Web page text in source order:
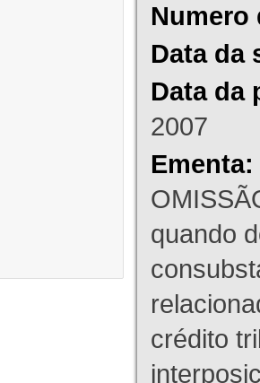
Numero
Data da
Data da
2007
Ementa:
quando
crédito